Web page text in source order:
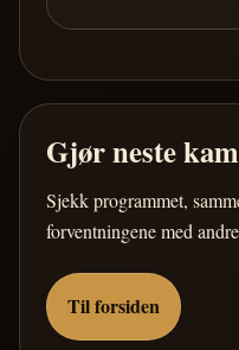
Gjør neste
Sjekk programmet,
forventningene med
Til forsiden